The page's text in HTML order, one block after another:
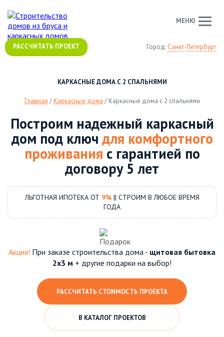
Город: Санкт-Петербург
РАССЧИТАТЬ ПРОЕКТ
МЕНЮ
КАРКАСНЫЕ ДОМА С 2 СПАЛЬНЯМИ
Главная /Каркасные дома / Каркасные дома с 2 спальнями
Построим надежный каркасный
дом под ключ для комфортного
проживания с гарантией по
договору 5 лет
ЛЬГОТНАЯ ИПОТЕКА ОТ 9%|| СТРОИМ В ЛЮБОЕ ВРЕМЯ
ГОДА
Акция! При заказе строительства дома - щитовая бытовка
2х3 м + другие подарки на выбор!
РАССЧИТАТЬ СТОИМОСТЬ ПРОЕКТА
В КАТАЛОГ ПРОЕКТОВ